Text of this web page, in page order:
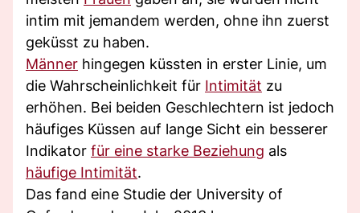
intim mit jemandem werden, ohne ihn zuerst
geküsst zu haben.
Männer hingegen küssten in erster Linie, um
die Wahrscheinlichkeit für Intimität zu
erhöhen. Bei beiden Geschlechtern ist jedoch
häufiges Küssen auf lange Sicht ein besserer
Indikator für eine starke Beziehung als
häufige Intimität.
Das fand eine Studie der University of